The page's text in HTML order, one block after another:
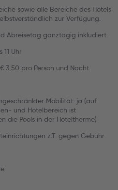
sowie alle Bereiche des Hotels
zur Verfügung.
Abreisetag ganztägig inkludiert.
11 Uhr
3,50 pro Person und Nacht
Mobilität: ja (auf
und Hotelbereich ist
die Pools in der Hoteltherme)
z.T. gegen Gebühr